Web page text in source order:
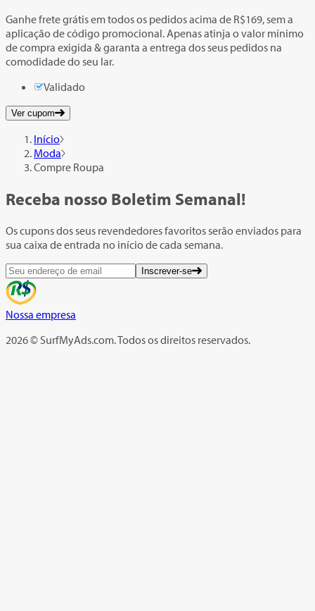
Ganhe frete grátis em todos os pedidos acima de R$169, sem a
aplicação de código promocional. Apenas atinja o valor mínimo
de compra exigida & garanta a entrega dos seus pedidos na
comodidade do seu lar.
Validado
Ver cupom
Início
Moda
Compre Roupa
Receba nosso Boletim Semanal!
Os cupons dos seus revendedores favoritos serão enviados para
sua caixa de entrada no início de cada semana.
Inscrever-se
Nossa empresa
2026 © SurfMyAds.com. Todos os direitos reservados.